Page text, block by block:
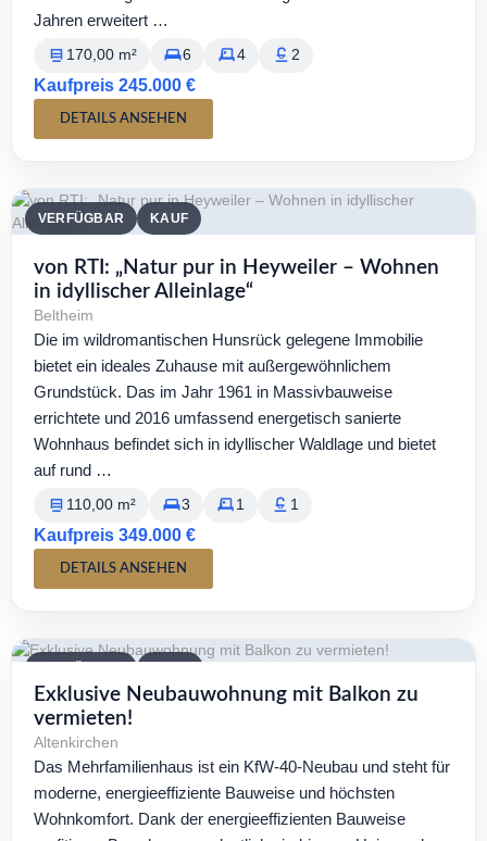
Jahren erweitert …
170,00 m² 6 4 2
Kaufpreis 245.000 €
DETAILS ANSEHEN
VERFÜGBAR KAUF
von RTI: „Natur pur in Heyweiler – Wohnen
in idyllischer Alleinlage“
Beltheim
Die im wildromantischen Hunsrück gelegene Immobilie
bietet ein ideales Zuhause mit außergewöhnlichem
Grundstück. Das im Jahr 1961 in Massivbauweise
errichtete und 2016 umfassend energetisch sanierte
Wohnhaus befindet sich in idyllischer Waldlage und bietet
auf rund …
110,00 m² 3 1 1
Kaufpreis 349.000 €
DETAILS ANSEHEN
Exklusive Neubauwohnung mit Balkon zu
vermieten!
Altenkirchen
Das Mehrfamilienhaus ist ein KfW-40-Neubau und steht für
moderne, energieeffiziente Bauweise und höchsten
Wohnkomfort. Dank der energieeffizienten Bauweise